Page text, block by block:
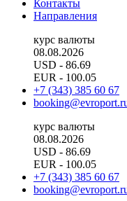
Контакты
Направления
курс валюты
08.08.2026
USD - 86.69
EUR - 100.05
+7 (343) 385 60 67
курс валюты
08.08.2026
USD - 86.69
EUR - 100.05
+7 (343) 385 60 67